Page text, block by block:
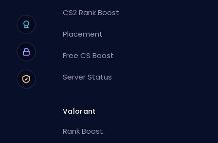
CS2 Rank Boost
Placement
Free CS Boost
Server Status
Valorant
Rank Boost